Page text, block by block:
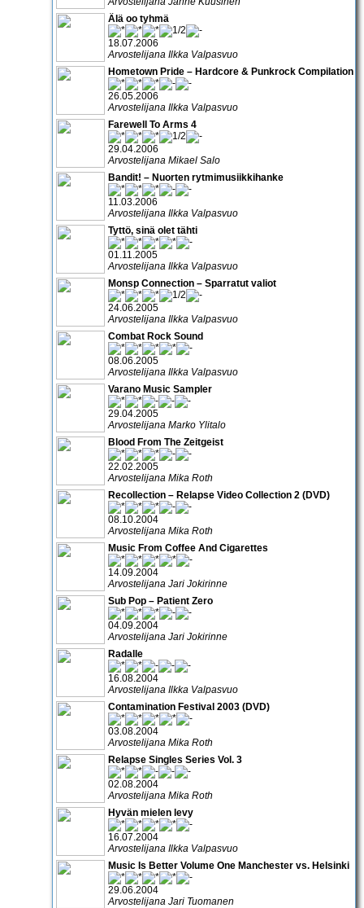
Älä oo tyhmä
18.07.2006
Arvostelijana Ilkka Valpasvuo
Hometown Pride – Hardcore & Punkrock Compilation
26.05.2006
Arvostelijana Ilkka Valpasvuo
Farewell To Arms 4
29.04.2006
Arvostelijana Mikael Salo
Bandit! – Nuorten rytmimusiikkihanke
11.03.2006
Arvostelijana Ilkka Valpasvuo
Tyttö, sinä olet tähti
01.11.2005
Arvostelijana Ilkka Valpasvuo
Monsp Connection – Sparratut valiot
24.06.2005
Arvostelijana Ilkka Valpasvuo
Combat Rock Sound
08.06.2005
Arvostelijana Ilkka Valpasvuo
Varano Music Sampler
29.04.2005
Arvostelijana Marko Ylitalo
Blood From The Zeitgeist
22.02.2005
Arvostelijana Mika Roth
Recollection – Relapse Video Collection 2 (DVD)
08.10.2004
Arvostelijana Mika Roth
Music From Coffee And Cigarettes
14.09.2004
Arvostelijana Jari Jokirinne
Sub Pop – Patient Zero
04.09.2004
Arvostelijana Jari Jokirinne
Radalle
16.08.2004
Arvostelijana Ilkka Valpasvuo
Contamination Festival 2003 (DVD)
03.08.2004
Arvostelijana Mika Roth
Relapse Singles Series Vol. 3
02.08.2004
Arvostelijana Mika Roth
Hyvän mielen levy
16.07.2004
Arvostelijana Ilkka Valpasvuo
Music Is Better Volume One Manchester vs. Helsinki
29.06.2004
Arvostelijana Jari Tuomanen